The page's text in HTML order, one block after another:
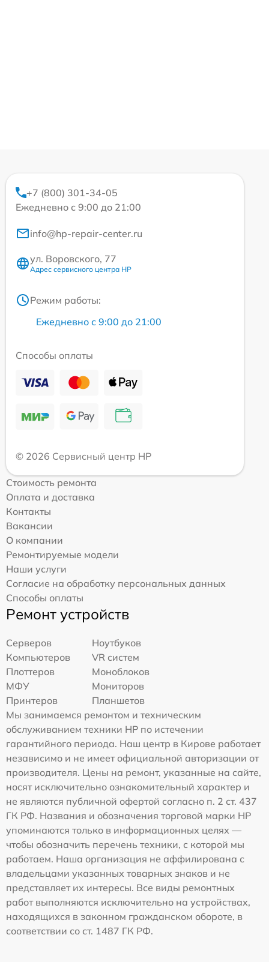
+7 (800) 301-34-05
Ежедневно с 9:00 до 21:00
info@hp-repair-center.ru
ул. Воровского, 77
Адрес сервисного центра HP
Режим работы:
Ежедневно с 9:00 до 21:00
Способы оплаты
© 2026 Сервисный центр HP
Стоимость ремонта
Оплата и доставка
Контакты
Вакансии
О компании
Ремонтируемые модели
Наши услуги
Согласие на обработку персональных данных
Способы оплаты
Ремонт устройств
Серверов
Ноутбуков
Компьютеров
VR систем
Плоттеров
Моноблоков
МФУ
Мониторов
Принтеров
Планшетов
Мы занимаемся ремонтом и техническим
обслуживанием техники HP по истечении
гарантийного периода. Наш центр в Кирове работает
независимо и не имеет официальной авторизации от
производителя. Цены на ремонт, указанные на сайте,
носят исключительно ознакомительный характер и
не являются публичной офертой согласно п. 2 ст. 437
ГК РФ. Названия и обозначения торговой марки HP
упоминаются только в информационных целях —
чтобы обозначить перечень техники, с которой мы
работаем. Наша организация не аффилирована с
владельцами указанных товарных знаков и не
представляет их интересы. Все виды ремонтных
работ выполняются исключительно на устройствах,
находящихся в законном гражданском обороте, в
соответствии со ст. 1487 ГК РФ.